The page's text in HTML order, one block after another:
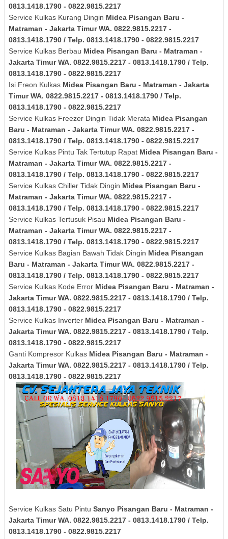
0813.1418.1790 - 0822.9815.2217
Service Kulkas Kurang Dingin Midea Pisangan Baru -
Matraman - Jakarta TimurWA. 0822.9815.2217 -
0813.1418.1790 / Telp. 0813.1418.1790 - 0822.9815.2217
Service Kulkas Berbau Midea Pisangan Baru - Matraman -
Jakarta TimurWA. 0822.9815.2217 - 0813.1418.1790 / Telp.
0813.1418.1790 - 0822.9815.2217
Isi Freon Kulkas Midea Pisangan Baru - Matraman - Jakarta
TimurWA. 0822.9815.2217 - 0813.1418.1790 / Telp.
0813.1418.1790 - 0822.9815.2217
Service Kulkas Freezer Dingin Tidak Merata Midea Pisangan
Baru - Matraman - Jakarta TimurWA. 0822.9815.2217 -
0813.1418.1790 / Telp. 0813.1418.1790 - 0822.9815.2217
Service Kulkas Pintu Tak Tertutup Rapat Midea Pisangan Baru -
Matraman - Jakarta TimurWA. 0822.9815.2217 -
0813.1418.1790 / Telp. 0813.1418.1790 - 0822.9815.2217
Service Kulkas Chiller Tidak Dingin Midea Pisangan Baru -
Matraman - Jakarta TimurWA. 0822.9815.2217 -
0813.1418.1790 / Telp. 0813.1418.1790 - 0822.9815.2217
Service Kulkas Tertusuk Pisau Midea Pisangan Baru -
Matraman - Jakarta TimurWA. 0822.9815.2217 -
0813.1418.1790 / Telp. 0813.1418.1790 - 0822.9815.2217
Service Kulkas Bagian Bawah Tidak Dingin Midea Pisangan
Baru - Matraman - Jakarta TimurWA. 0822.9815.2217 -
0813.1418.1790 / Telp. 0813.1418.1790 - 0822.9815.2217
Service Kulkas Kode Error Midea Pisangan Baru - Matraman -
Jakarta TimurWA. 0822.9815.2217 - 0813.1418.1790 / Telp.
0813.1418.1790 - 0822.9815.2217
Service Kulkas Inverter Midea Pisangan Baru - Matraman -
Jakarta TimurWA. 0822.9815.2217 - 0813.1418.1790 / Telp.
0813.1418.1790 - 0822.9815.2217
Ganti Kompresor Kulkas Midea Pisangan Baru - Matraman -
Jakarta TimurWA. 0822.9815.2217 - 0813.1418.1790 / Telp.
0813.1418.1790 - 0822.9815.2217
Service Kulkas Satu Pintu Sanyo Pisangan Baru - Matraman -
Jakarta TimurWA. 0822.9815.2217 - 0813.1418.1790 / Telp.
0813.1418.1790 - 0822.9815.2217